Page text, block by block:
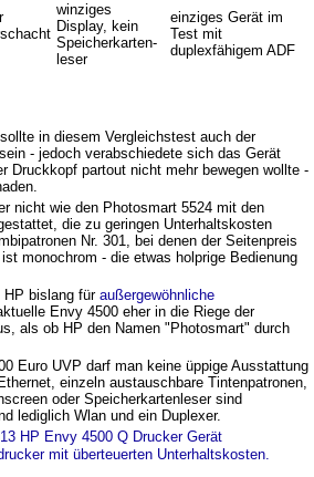
winziges
Display, kein
Speicherkarten-
leser
einziges Gerät im
Test mit
duplexfähigem ADF
sollte in diesem Vergleichstest auch der
- jedoch verabschiedete sich das Gerät
Druckkopf partout nicht mehr bewegen wollte -
nicht wie den Photosmart 5524 mit den
die zu geringen Unterhaltskosten
Nr. 301, bei denen der Seitenpreis
monochrom - die etwas holprige Bedienung
HP bislang für außergewöhnliche
Envy 4500 eher in die Riege der
als ob HP den Namen "Photosmart" durch
Euro UVP darf man keine üppige Ausstattung
einzeln austauschbare Tintenpatronen,
oder Speicherkartenleser sind
lediglich Wlan und ein Duplexer.
mit überteuerten Unterhaltskosten.